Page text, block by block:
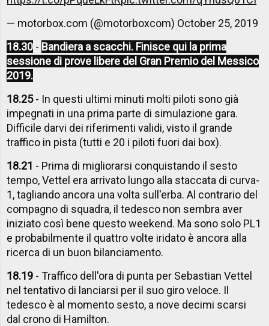
— motorbox.com (@motorboxcom) October 25, 2019
18.30 - Bandiera a scacchi. Finisce qui la prima
sessione di prove libere del Gran Premio del Messico
2019.
18.25- In questi ultimi minuti molti piloti sono già
impegnati in una prima parte di simulazione gara.
Difficile darvi dei riferimenti validi, visto il grande
traffico in pista (tutti e 20 i piloti fuori dai box).
18.21 - Prima di migliorarsi conquistando il sesto
tempo, Vettel era arrivato lungo alla staccata di curva-
1, tagliando ancora una volta sull'erba. Al contrario del
compagno di squadra, il tedesco non sembra aver
iniziato così bene questo weekend. Ma sono solo PL1
e probabilmente il quattro volte iridato è ancora alla
ricerca di un buon bilanciamento.
18.19 - Traffico dell'ora di punta per Sebastian Vettel
nel tentativo di lanciarsi per il suo giro veloce. Il
tedesco è al momento sesto, a nove decimi scarsi
dal crono di Hamilton.